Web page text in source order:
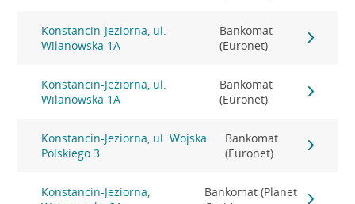
Konstancin-Jeziorna, ul.
Wilanowska 1A
Bankomat
(Euronet)
Konstancin-Jeziorna, ul.
Wilanowska 1A
Bankomat
(Euronet)
Konstancin-Jeziorna, ul. Wojska
Polskiego 3
Bankomat
(Euronet)
Konstancin-Jeziorna,
Bankomat (Planet